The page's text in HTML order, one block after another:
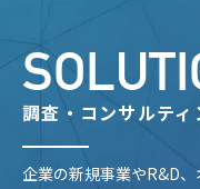
調査・コンサルティ
企業の新規事業やR&D